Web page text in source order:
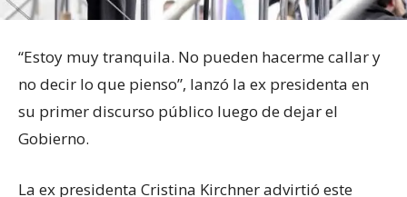
“Estoy muy tranquila. No pueden hacerme callar y
no decir lo que pienso”, lanzó la ex presidenta en
su primer discurso público luego de dejar el
Gobierno.
La ex presidenta Cristina Kirchner advirtió este